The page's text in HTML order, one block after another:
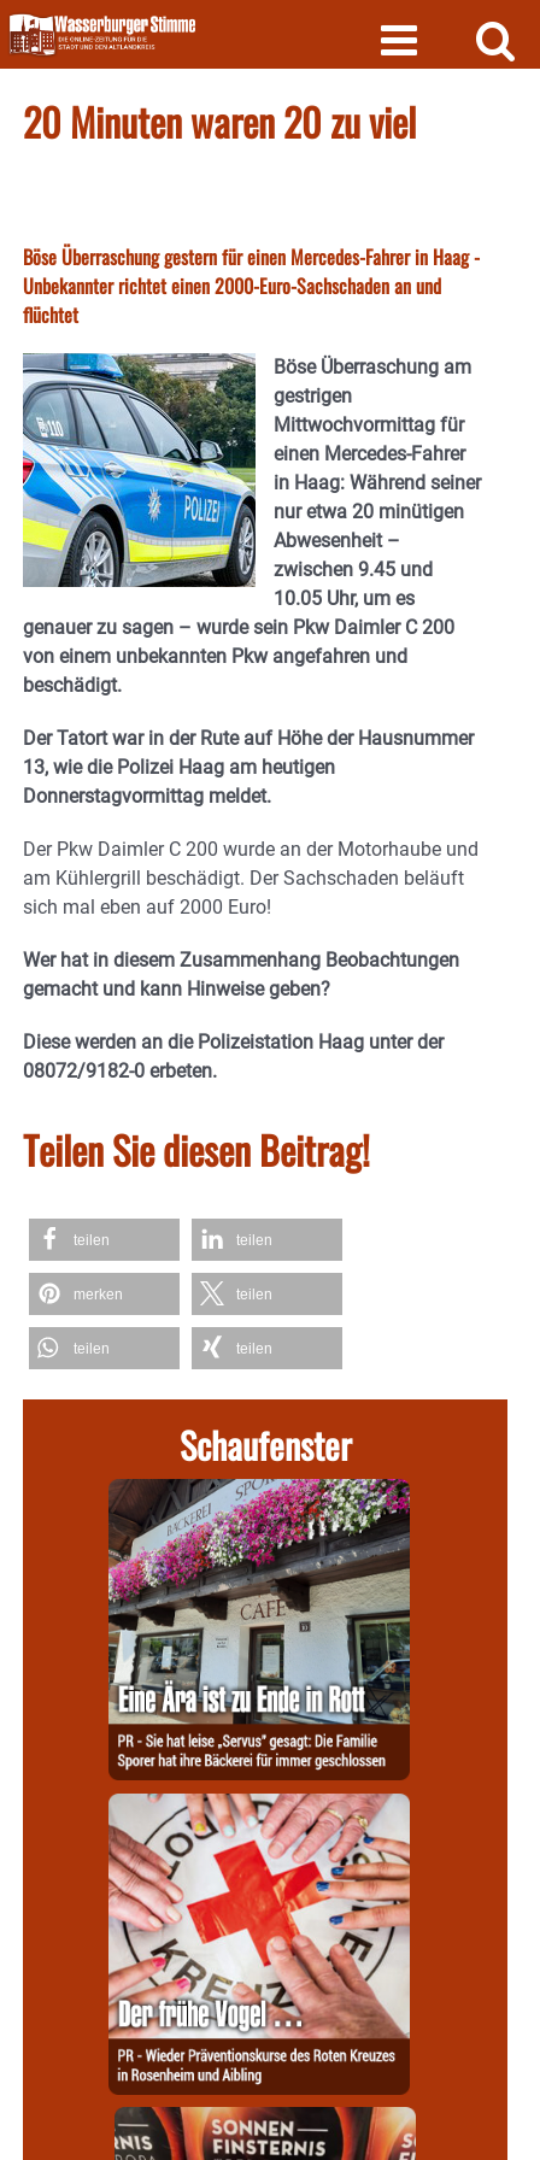
Skip
to
content
20 Minuten waren 20 zu viel
Böse Überraschung gestern für einen Mercedes-Fahrer in Haag -
Unbekannter richtet einen 2000-Euro-Sachschaden an und
flüchtet
Böse Überraschung am
gestrigen
Mittwochvormittag für
einen Mercedes-Fahrer
in Haag: Während seiner
nur etwa 20 minütigen
Abwesenheit –
zwischen 9.45 und
10.05 Uhr, um es
genauer zu sagen – wurde sein Pkw Daimler C 200
von einem unbekannten Pkw angefahren und
beschädigt.
Der Tatort war in der Rute auf Höhe der Hausnummer
13, wie die Polizei Haag am heutigen
Donnerstagvormittag meldet.
Der Pkw Daimler C 200 wurde an der Motorhaube und
am Kühlergrill beschädigt. Der Sachschaden beläuft
sich mal eben auf 2000 Euro!
Wer hat in diesem Zusammenhang Beobachtungen
gemacht und kann Hinweise geben?
Diese werden an die Polizeistation Haag unter der
08072/9182-0 erbeten.
Teilen Sie diesen Beitrag!
teilen teilen
merken teilen
teilen teilen
Schaufenster